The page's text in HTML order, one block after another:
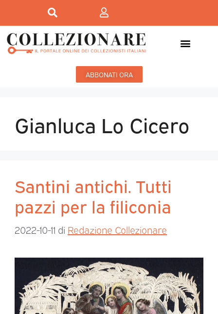
ABBONATI ORA
Gianluca Lo Cicero
Santini antichi. Tutti
pazzi per la filiconia
2022-10-11 di Redazione Collezionare